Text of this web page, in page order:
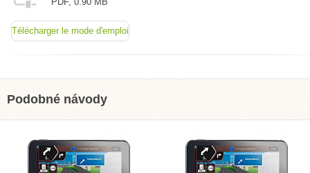
Télécharger le mode d'emploi
Podobné návody